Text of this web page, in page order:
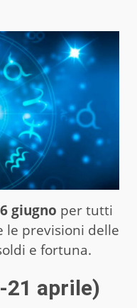
giugno per tutti
le previsioni delle
e fortuna.
21 aprile)